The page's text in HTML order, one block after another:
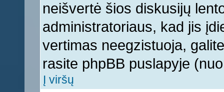
neišvertė šios diskusijų
administratoriaus, kad jis
vertimas neegzistuoja,
rasite phpBB puslapyje
Į viršų